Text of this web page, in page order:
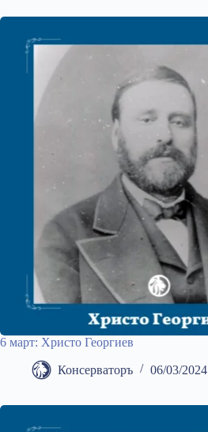
6 март: Христо Георгиев
Консерваторъ 06/03/2024